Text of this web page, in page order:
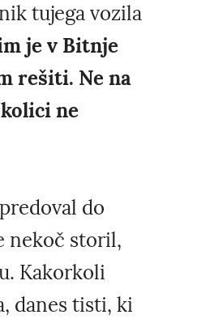
tujega vozila
je v Bitnje
rešiti. Ne na
ne
do
nekoč storil,
Kakorkoli
danes tisti, ki